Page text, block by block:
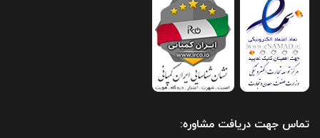
تماس جهت دریافت مشاوره: